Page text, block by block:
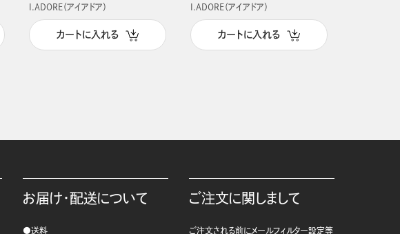
I.ADORE（アイアドア）
カートに入れる
I.ADORE（アイアドア）
カートに入れる
お届け・配送について
●送料
ご注文に関しまして
ご注文される前にメールフィルター設定等